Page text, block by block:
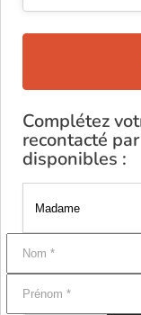
Complétez
recontacté
disponibles :